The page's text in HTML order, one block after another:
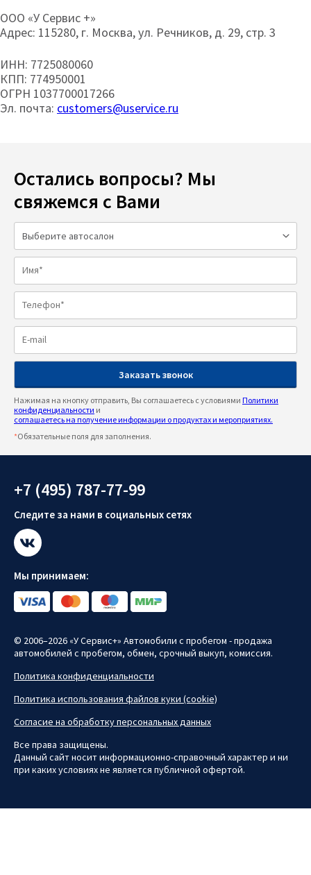
ООО «У Сервис +»
Адрес: 115280, г. Москва, ул. Речников, д. 29, стр. 3
ИНН: 7725080060
КПП: 774950001
ОГРН 1037700017266
Эл. почта: customers@uservice.ru
Остались вопросы? Мы
свяжемся с Вами
Нажимая на кнопку отправить, Вы соглашаетесь с условиями Политики
конфиденциальности и
соглашаетесь на получение информации о продуктах и мероприятиях.
*Обязательные поля для заполнения.
+7 (495) 787-77-99
Следите за нами в социальных сетях
Мы принимаем:
© 2006–2026 «У Сервис+» Автомобили с пробегом - продажа
автомобилей с пробегом, обмен, срочный выкуп, комиссия.
Политика конфиденциальности
Политика использования файлов куки (cookie)
Согласие на обработку персональных данных
Все права защищены.
Данный сайт носит информационно-справочный характер и ни
при каких условиях не является публичной офертой.